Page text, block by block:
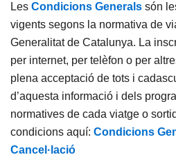
Les Condicions Generals són
vigents segons la normativa de
Generalitat de Catalunya. La
per internet, per telèfon o per
plena acceptació de tots i
d’aquesta informació i dels
normatives de cada viatge o
condicions aquí: Condicions
Cancel·lació